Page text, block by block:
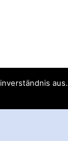
aus.